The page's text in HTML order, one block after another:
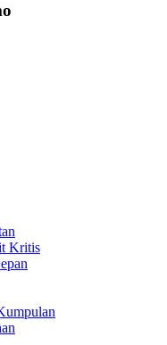
Kritis